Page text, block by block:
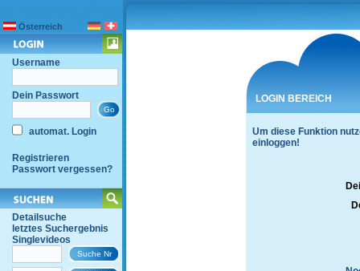
Österreich
Username
Dein Passwort
automat. Login
Registrieren
Passwort vergessen?
Detailsuche
letztes Suchergebnis
Singlevideos
LOGIN BEREICH
Um diese Funktion
einloggen!